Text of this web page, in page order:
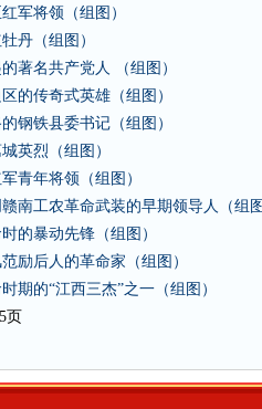
军将领（组图）
丹（组图）
著名共产党人 （组图）
的传奇式英雄（组图）
钢铁县委书记（组图）
英烈（组图）
青年将领（组图）
南工农革命武装的早期领导人（组
的暴动先锋（组图）
励后人的革命家（组图）
的“江西三杰”之一（组图）
页